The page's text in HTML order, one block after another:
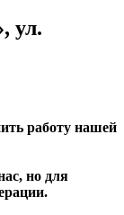
ул.
работу нашей
но для